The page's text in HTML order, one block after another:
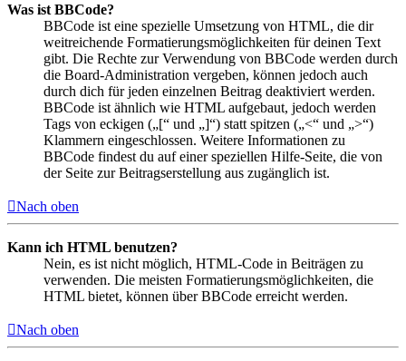
Was ist BBCode?
BBCode ist eine spezielle Umsetzung von HTML, die dir
weitreichende Formatierungsmöglichkeiten für deinen Text
gibt. Die Rechte zur Verwendung von BBCode werden durch
die Board-Administration vergeben, können jedoch auch
durch dich für jeden einzelnen Beitrag deaktiviert werden.
BBCode ist ähnlich wie HTML aufgebaut, jedoch werden
Tags von eckigen („[“ und „]“) statt spitzen („<“ und „>“)
Klammern eingeschlossen. Weitere Informationen zu
BBCode findest du auf einer speziellen Hilfe-Seite, die von
der Seite zur Beitragserstellung aus zugänglich ist.
Nach oben
Kann ich HTML benutzen?
Nein, es ist nicht möglich, HTML-Code in Beiträgen zu
verwenden. Die meisten Formatierungsmöglichkeiten, die
HTML bietet, können über BBCode erreicht werden.
Nach oben